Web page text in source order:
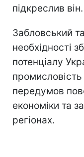
підкреслив він.
Забловський
необхідності
потенціалу
передумов
економіки та
регіонах.